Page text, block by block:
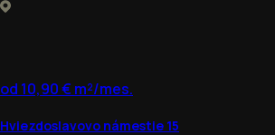
od 10,90 € m²/mes.
Hviezdoslavovo námestie 15